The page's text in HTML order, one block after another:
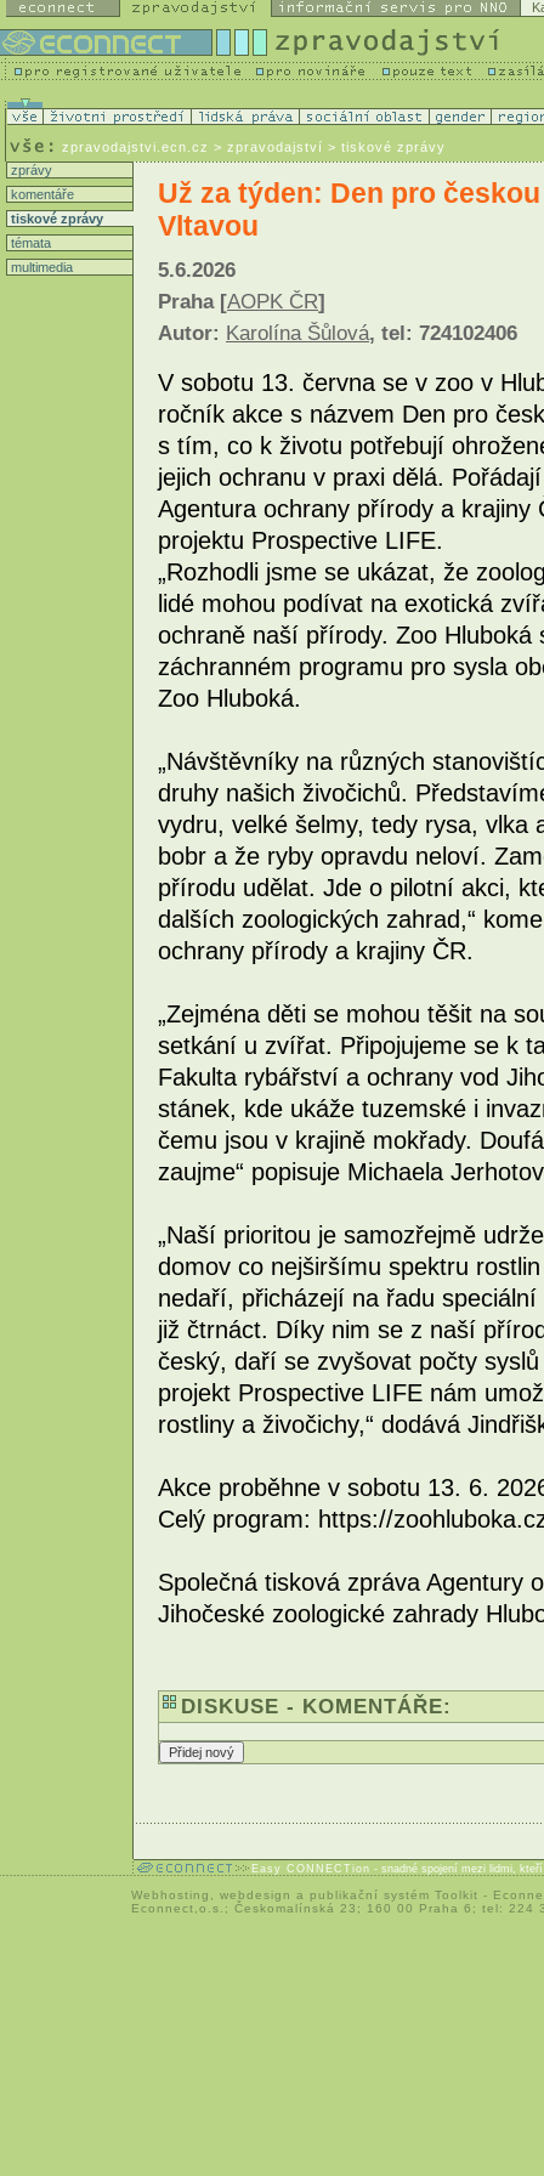
zpravodajstvi.ecn.cz > zpravodajství > tiskové zprávy
zprávy
komentáře
tiskové zprávy
témata
multimedia
Už za týden: Den pro
Vltavou
5.6.2026
Praha [AOPK ČR]
Autor: Karolína Šůlová, tel: 724102406
V sobotu 13. června se v zoo v
ročník akce s názvem Den pro
s tím, co k životu potřebují
jejich ochranu v praxi dělá.
Agentura ochrany přírody a krajiny
projektu Prospective LIFE.
„Rozhodli jsme se ukázat, že
lidé mohou podívat na exotická
ochraně naší přírody. Zoo
záchranném programu pro sysla
Zoo Hluboká.
„Návštěvníky na různých
druhy našich živočichů.
vydru, velké šelmy, tedy rysa, vlka
bobr a že ryby opravdu neloví.
přírodu udělat. Jde o pilotní akci,
dalších zoologických zahrad,“
ochrany přírody a krajiny ČR.
„Zejména děti se mohou těšit na
setkání u zvířat. Připojujeme se k
Fakulta rybářství a ochrany vod
stánek, kde ukáže tuzemské i
čemu jsou v krajině mokřady.
zaujme“ popisuje Michaela
„Naší prioritou je samozřejmě
domov co nejširšímu spektru
nedaří, přicházejí na řadu
již čtrnáct. Díky nim se z naší
český, daří se zvyšovat počty
projekt Prospective LIFE nám
rostliny a živočichy,“ dodává
Akce proběhne v sobotu 13. 6.
Celý program: https://
Společná tisková zpráva Agentury
Jihočeské zoologické zahrady
DISKUSE - KOMENTÁŘE:
Easy CONNECTion - snadné spojení mezi lidmi,
Webhosting webdesign a publikační systém Toolkit -
Econnect,o.s.; Českomalínská 23; 160 00 Praha 6; tel: 224